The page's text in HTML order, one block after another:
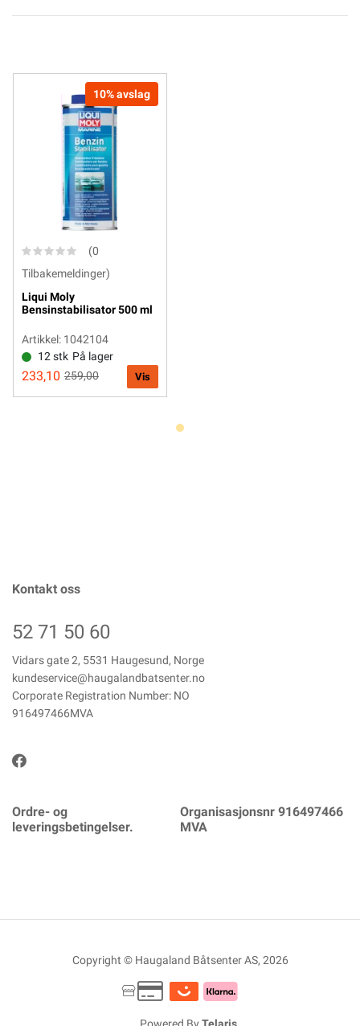
10% avslag
(0
Tilbakemeldinger)
Liqui Moly
Bensinstabilisator 500 ml
Artikkel: 1042104
12 stk På lager
233,10 259,00 Vis
Kontakt oss
52 71 50 60
Vidars gate 2, 5531 Haugesund, Norge
kundeservice@haugalandbatsenter.no
Corporate Registration Number: NO
916497466MVA
Ordre- og
leveringsbetingelser.
Organisasjonsnr 916497466
MVA
Copyright © Haugaland Båtsenter AS, 2026
Powered By Telaris